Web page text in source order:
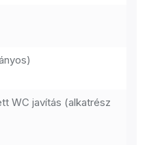
WC javítás (alkatrész